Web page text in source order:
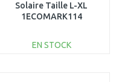
Solaire Taille L-XL
1ECOMARK114
EN STOCK